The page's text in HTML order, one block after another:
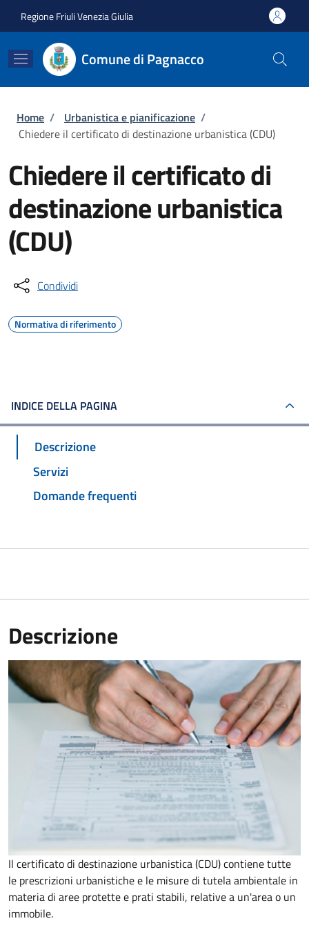
Regione Friuli Venezia Giulia
Comune di Pagnacco
Briciole di pane
Home / Urbanistica e pianificazione /
Chiedere il certificato di destinazione urbanistica (CDU)
Chiedere il certificato di
destinazione urbanistica
(CDU)
Condividi
Normativa di riferimento
INDICE DELLA PAGINA
Descrizione
Servizi
Domande frequenti
Descrizione
Il certificato di destinazione urbanistica (CDU) contiene tutte
le prescrizioni urbanistiche e le misure di tutela ambientale in
materia di aree protette e prati stabili, relative a un'area o un
immobile.